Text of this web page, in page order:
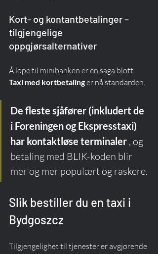
Kort- og kontantbetalinger –
tilgjengelige
oppgjørsalternativer
Å løpe til minibanken er en saga blott.
Taxi med kortbetaling er nå standarden.
De fleste sjåfører (inkludert de
i Foreningen og Ekspresstaxi)
har kontaktløse terminaler , og
betaling med BLIK-koden blir
mer og mer populært og raskere.
Slik bestiller du en taxi i
Bydgoszcz
Tilgjengelighet til tjenester er avgjørende